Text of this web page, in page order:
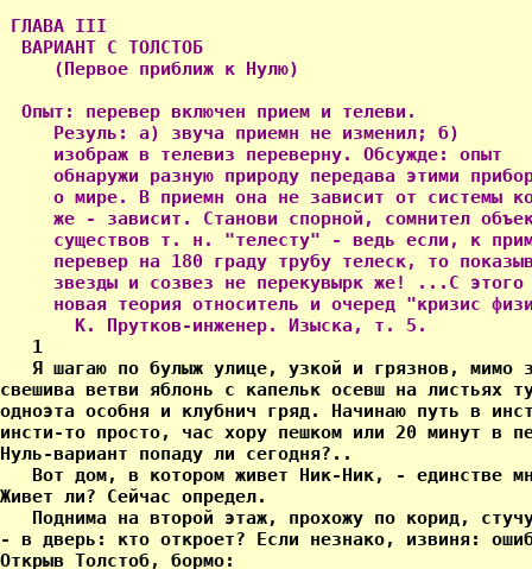
ГЛАВА III
  ВАРИАНТ С ТОЛСТОБ
     (Первое приближ к Нулю)
  Опыт: перевер включен прием и телеви.
     Резуль: а) звуча приемн не изменил; б)
     изображ в телевиз переверну. Обсужде: опыт
обнаружи разную природу передава этими
о мире. В приемн она не зависит от системы
же - зависит. Станови спорной, сомнител
существов т. н. "телесту" - ведь если, к
перевер на 180 граду трубу телеск, то
звезды и созвез не перекувырк же! ...С этого
новая теория относитель и очеред "кризис
       К. Прутков-инженер. Изыска, т. 5.